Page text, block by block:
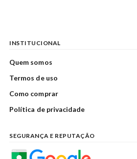
INSTITUCIONAL
Quem somos
Termos de uso
Como comprar
Política de privacidade
SEGURANÇA E REPUTAÇÃO